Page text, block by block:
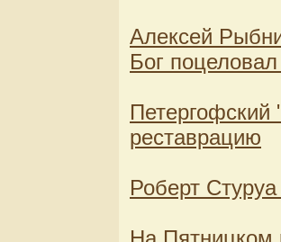
Алексей
Бог
Петергофский
реставрацию
Роберт